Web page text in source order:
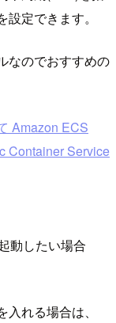
定できます。
なのでおすすめの
Amazon ECS
Container Service
動したい場合
れる場合は、